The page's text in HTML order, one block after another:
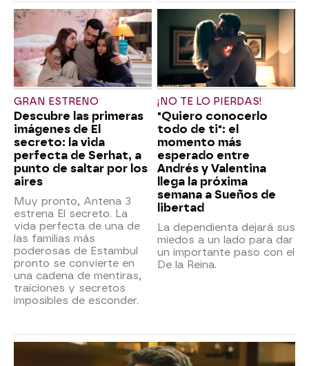
GRAN ESTRENO
Descubre las primeras
imágenes de El
secreto: la vida
perfecta de Serhat, a
punto de saltar por los
aires
Muy pronto, Antena 3
estrena El secreto. La
vida perfecta de una de
las familias más
poderosas de Estambul
pronto se convierte en
una cadena de mentiras,
traiciones y secretos
imposibles de esconder.
¡NO TE LO PIERDAS!
"Quiero conocerlo
todo de ti": el
momento más
esperado entre
Andrés y Valentina
llega la próxima
semana a Sueños de
libertad
La dependienta dejará sus
miedos a un lado para dar
un importante paso con el
De la Reina.